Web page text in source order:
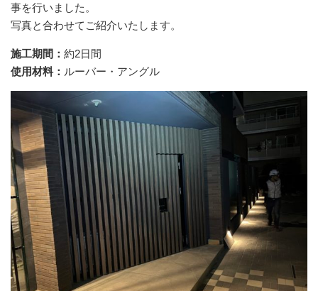
事を行いました。
写真と合わせてご紹介いたします。
施工期間： 約2日間
使用材料： ルーバー・アングル